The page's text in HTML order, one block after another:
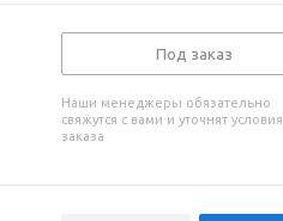
Под заказ
Наши менеджеры обязательно
свяжутся с вами и уточнят условия
заказа